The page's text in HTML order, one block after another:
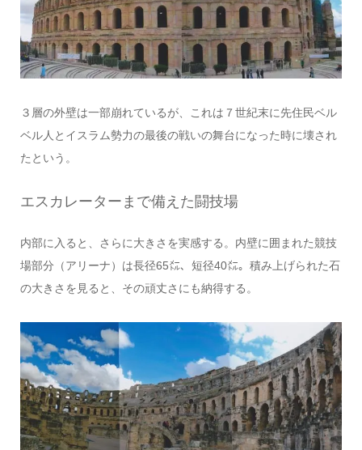
３層の外壁は一部崩れているが、これは７世紀末に先住民ベル
ベル人とイスラム勢力の最後の戦いの舞台になった時に壊され
たという。
エスカレーターまで備えた闘技場
内部に入ると、さらに大きさを実感する。内壁に囲まれた競技
場部分（アリーナ）は長径65㍍、短径40㍍。積み上げられた石
の大きさを見ると、その頑丈さにも納得する。